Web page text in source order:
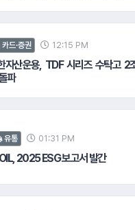
카드·증권 12:15 PM
자산운용, TDF 시리즈 수탁고 2
파
유통 01:31 PM
2025 ESG 보고서 발간